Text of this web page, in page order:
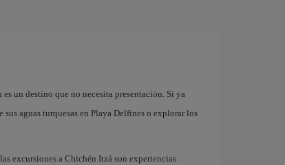
un destino que no necesita presentación. Si ya
aguas turquesas en Playa Delfines o explorar los
excursiones a Chichén Itzá son experiencias